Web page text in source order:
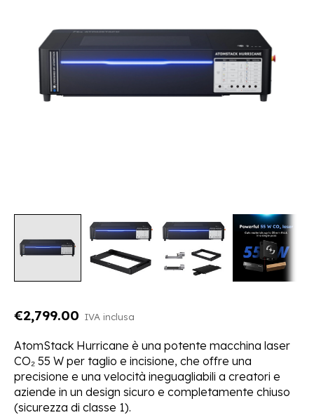
€2,799.00 IVA inclusa
AtomStack Hurricane è una potente macchina laser
CO₂ 55 W per taglio e incisione, che offre una
precisione e una velocità ineguagliabili a creatori e
aziende in un design sicuro e completamente chiuso
(sicurezza di classe 1).